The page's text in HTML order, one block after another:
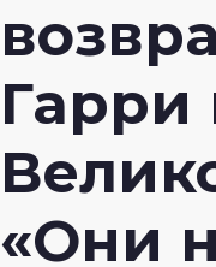
Гарри
«Они